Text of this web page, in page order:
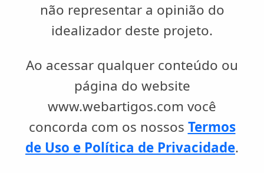
não representar a opinião do
idealizador deste projeto.
Ao acessar qualquer conteúdo ou
página do website
www.webartigos.com você
concorda com os nossos Termos
de Uso e Política de Privacidade.